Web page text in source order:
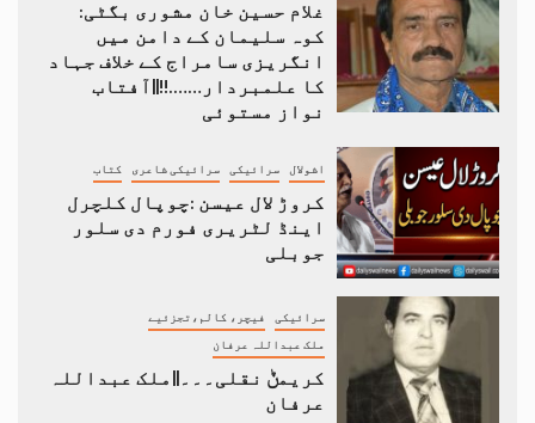
غلام حسین خان مشوری بگٹی:
کوہ سلیمان کے دامن میں
انگریزی سامراج کے خلاف جہاد
کا علمبردار…….!!||آفتاب
نواز مستوئی
اشولال سرائیکی سرائیکی شاعری کتاب
کروڑ لال عیسن :چوپال کلچرل
اینڈ لٹریری فورم دی سلور
جوبلی
سرائیکی فیچر، کالم،تجزئیے
ملک عبداللہ عرفان
کریمݨ نقلی۔۔۔||ملک عبداللہ
عرفان